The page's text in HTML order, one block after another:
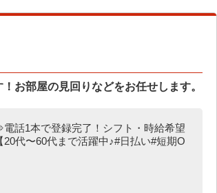
お部屋の見回りなどをお任せします。
話1本で登録完了！シフト・時給希望
代〜60代まで活躍中♪#日払い#短期O